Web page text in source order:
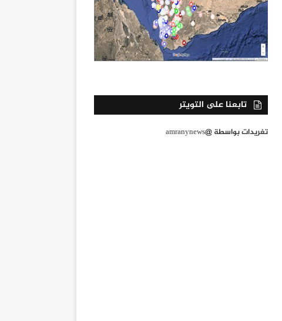
تابعنا على التويتر
تغريدات بواسطة @amranynews